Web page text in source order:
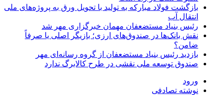
بازگشت فولاد مبارکه به تولید با تحویل ورق به پروژه‌های ملی
انتقال آب
رئیس بنیاد مستضعفان مهمان خبرگزاری مهر شد
نقش بانک‌ها در صندوق‌های ارزی؛ بازیگر اصلی یا صرفاً
ضامن؟
بازدید رئیس بنیاد مستضعفان از گروه رسانه‌ای مهر
صندوق توسعه ملی نقشی در طرح کالابرگ ندارد
ورود
نوشته تصادفی